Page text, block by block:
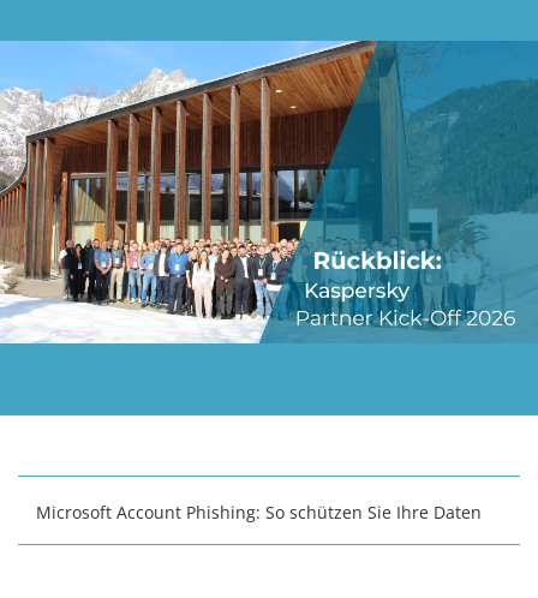
Microsoft Account Phishing: So schützen Sie Ihre Daten